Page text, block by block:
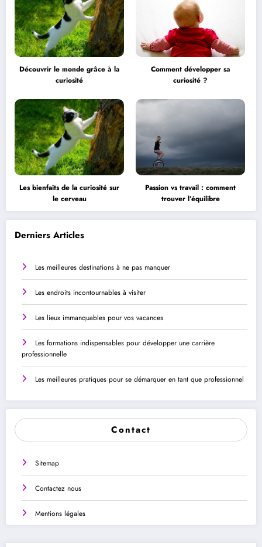
Découvrir le monde grâce à la
curiosité
Comment développer sa
curiosité ?
Les bienfaits de la curiosité sur
le cerveau
Passion vs travail : comment
trouver l’équilibre
Derniers Articles
Les meilleures destinations à ne pas manquer
Les endroits incontournables à visiter
Les lieux immanquables pour vos vacances
Les formations indispensables pour développer une carrière
professionnelle
Les meilleures pratiques pour se démarquer en tant que professionnel
Contact
Sitemap
Contactez nous
Mentions légales